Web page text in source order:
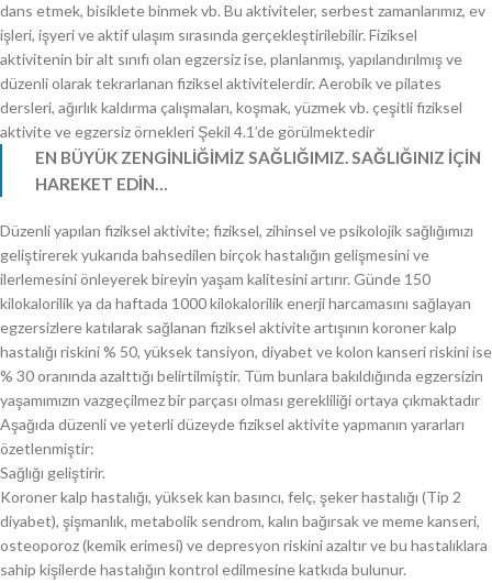
dans etmek, bisiklete binmek vb. Bu aktiviteler, serbest zamanlarımız, ev
işleri, işyeri ve aktif ulaşım sırasında gerçekleştirilebilir. Fiziksel
aktivitenin bir alt sınıfı olan egzersiz ise, planlanmış, yapılandırılmış ve
düzenli olarak tekrarlanan fiziksel aktivitelerdir. Aerobik ve pilates
dersleri, ağırlık kaldırma çalışmaları, koşmak, yüzmek vb. çeşitli fiziksel
aktivite ve egzersiz örnekleri Şekil 4.1’de görülmektedir
EN BÜYÜK ZENGİNLİĞİMİZ SAĞLIĞIMIZ. SAĞLIĞINIZ İÇİN
HAREKET EDİN…
Düzenli yapılan fiziksel aktivite; fiziksel, zihinsel ve psikolojik sağlığımızı
geliştirerek yukarıda bahsedilen birçok hastalığın gelişmesini ve
ilerlemesini önleyerek bireyin yaşam kalitesini artırır. Günde 150
kilokalorilik ya da haftada 1000 kilokalorilik enerji harcamasını sağlayan
egzersizlere katılarak sağlanan fiziksel aktivite artışının koroner kalp
hastalığı riskini % 50, yüksek tansiyon, diyabet ve kolon kanseri riskini ise
% 30 oranında azalttığı belirtilmiştir. Tüm bunlara bakıldığında egzersizin
yaşamımızın vazgeçilmez bir parçası olması gerekliliği ortaya çıkmaktadır
Aşağıda düzenli ve yeterli düzeyde fiziksel aktivite yapmanın yararları
özetlenmiştir:
Sağlığı geliştirir.
Koroner kalp hastalığı, yüksek kan basıncı, felç, şeker hastalığı (Tip 2
diyabet), şişmanlık, metabolik sendrom, kalın bağırsak ve meme kanseri,
osteoporoz (kemik erimesi) ve depresyon riskini azaltır ve bu hastalıklara
sahip kişilerde hastalığın kontrol edilmesine katkıda bulunur.